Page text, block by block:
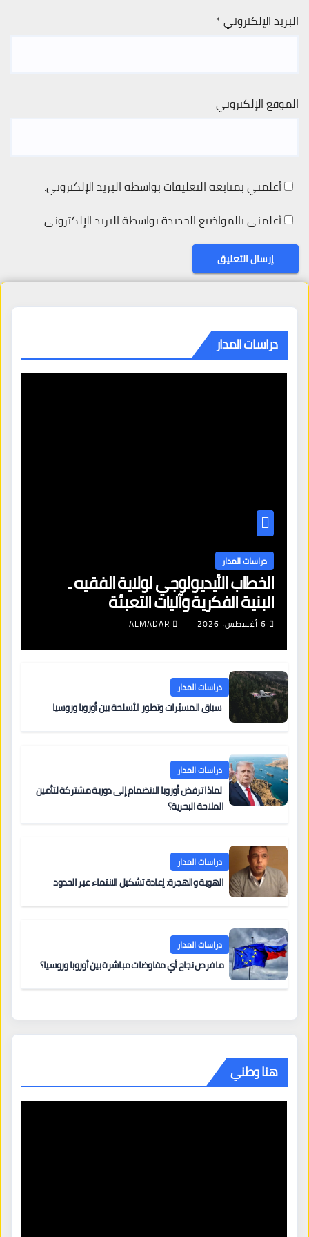
البريد الإلكتروني*
الموقع الإلكتروني
أعلمني بمتابعة التعليقات بواسطة البريد الإلكتروني.
أعلمني بالمواضيع الجديدة بواسطة البريد الإلكتروني.
دراسات المدار
دراسات المدار
الخطاب الأيديولوجي لولاية الفقيه ـ
البنية الفكرية وآليات التعبئة
6 أغسطس، 2026 ALMADAR
دراسات المدار
سباق المسيّرات وتطور الأسلحة بين أوروبا وروسيا
دراسات المدار
لماذا ترفض أوروبا الانضمام إلى دورية مشتركة لتأمين
الملاحة البحرية؟
دراسات المدار
الهوية والهجرة: إعادة تشكيل الانتماء عبر الحدود
دراسات المدار
ما فرص نجاح أي مفاوضات مباشرة بين أوروبا وروسيا؟
هنا وطني